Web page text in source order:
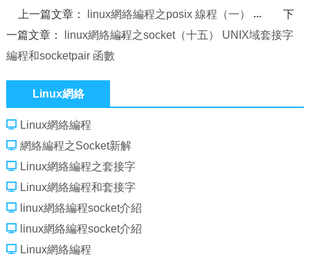
上一篇文章： linux網絡編程之posix 線程（一）
下
一篇文章：
linux網絡編程之socket（十五） UNIX域套接字
編程和socketpair 函數
Linux網絡
Linux網絡編程
網絡編程之Socket新解
Linux網絡編程之套接字
Linux網絡編程和套接字
linux網絡編程socket介紹
linux網絡編程socket介紹
Linux網絡編程